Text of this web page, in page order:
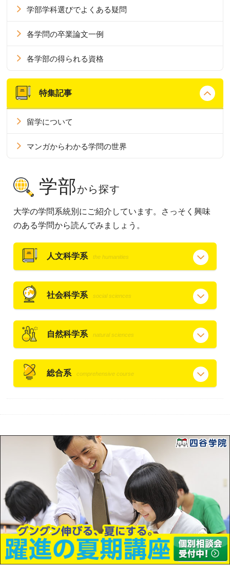
学部学科選びでよくある疑問
各学問の卒業論文一例
各学部の得られる資格
特集記事
留学について
マンガからわかる学問の世界
学部から探す
大学の学問系統別にご紹介しています。さっそく興味
のある学問から読んでみましょう。
人文科学系 the humanities
社会科学系 social sciences
自然科学系 natural sciences
総合系 comprehensive course